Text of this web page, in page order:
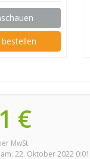
€
MwSt.
22. Oktober 2022 0:01